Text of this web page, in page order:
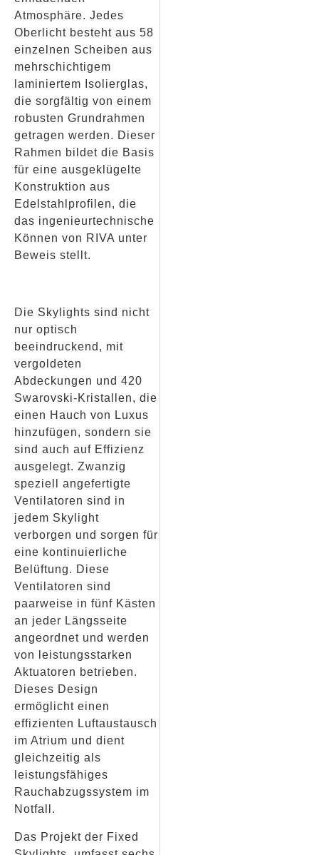
Atmosphäre. Jedes
Oberlicht besteht aus 58
einzelnen Scheiben aus
mehrschichtigem
laminiertem Isolierglas,
die sorgfältig von einem
robusten Grundrahmen
getragen werden. Dieser
Rahmen bildet die Basis
für eine ausgeklügelte
Konstruktion aus
Edelstahlprofilen, die
das ingenieurtechnische
Können von RIVA unter
Beweis stellt.
Die Skylights sind nicht
nur optisch
beeindruckend, mit
vergoldeten
Abdeckungen und 420
Swarovski-Kristallen, die
einen Hauch von Luxus
hinzufügen, sondern sie
sind auch auf Effizienz
ausgelegt. Zwanzig
speziell angefertigte
Ventilatoren sind in
jedem Skylight
verborgen und sorgen für
eine kontinuierliche
Belüftung. Diese
Ventilatoren sind
paarweise in fünf Kästen
an jeder Längsseite
angeordnet und werden
von leistungsstarken
Aktuatoren betrieben.
Dieses Design
ermöglicht einen
effizienten Luftaustausch
im Atrium und dient
gleichzeitig als
leistungsfähiges
Rauchabzugssystem im
Notfall.
Das Projekt der Fixed